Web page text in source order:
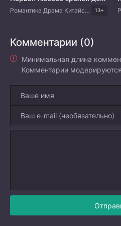
Романтика Драма Китайские дорамы 13+
Комментарии (0)
Минимальная длина
Комментарии модерируются